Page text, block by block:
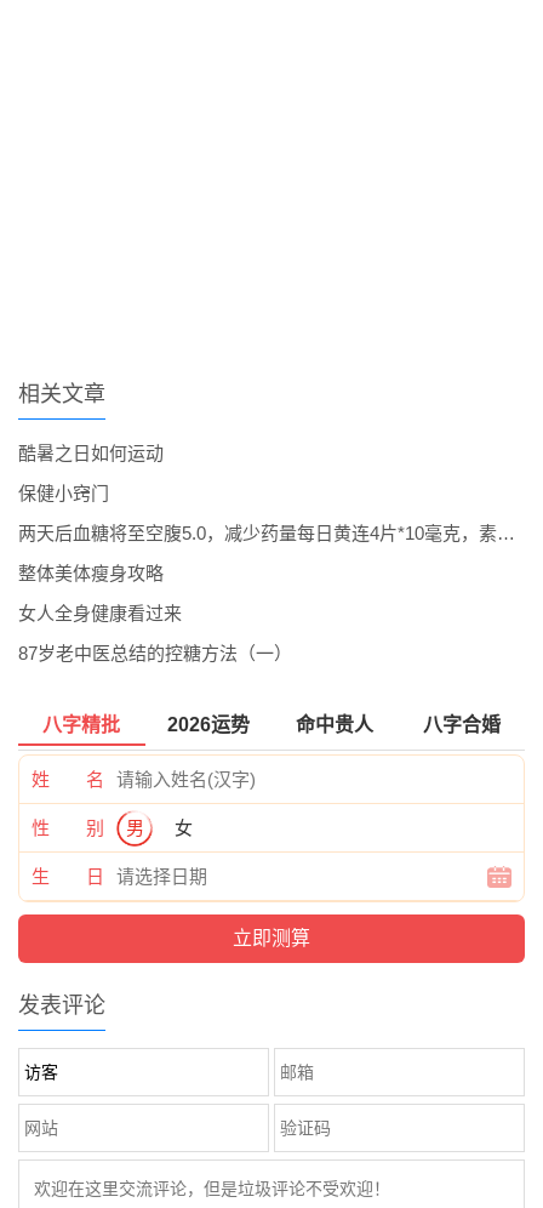
相关文章
酷暑之日如何运动
保健小窍门
两天后血糖将至空腹5.0，减少药量每日黄连4片*10毫克，素谷维3片*10毫克，六味地黄丸.
整体美体瘦身攻略
女人全身健康看过来
87岁老中医总结的控糖方法（一）
八字精批 2026运势 命中贵人 八字合婚
姓 名
性 别 男 女
生 日
发表评论